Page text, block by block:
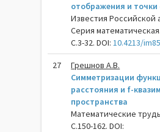
отображения и точки
Известия Российской
Серия
С.3-32. DOI:10.4213/
27
Грешнов А.В.
Симметризации
расстояния и f-
пространства
Математические
С.150-162. DOI: